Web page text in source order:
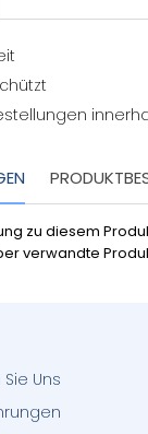
zu diesem
verwandte
Uns